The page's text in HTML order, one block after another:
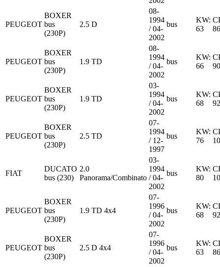
PEUGEOT
BOXER
bus
(230P)
2.5 D
08-
1994
/ 04-
2002
bus
KW:
63
86
PEUGEOT
BOXER
bus
(230P)
1.9 TD
08-
1994
/ 04-
2002
bus
KW:
66
90
PEUGEOT
BOXER
bus
(230P)
1.9 TD
03-
1994
/ 04-
2002
bus
KW:
68
92
PEUGEOT
BOXER
bus
(230P)
2.5 TD
07-
1994
/ 12-
1997
bus
KW:
76
FIAT
DUCATO
bus (230)
2.0
Panorama/Combinato
03-
1994
/ 04-
2002
bus
KW:
80
PEUGEOT
BOXER
bus
(230P)
1.9 TD 4x4
07-
1996
/ 04-
2002
bus
KW:
68
92
PEUGEOT
BOXER
bus
(230P)
2.5 D 4x4
07-
1996
/ 04-
2002
bus
KW:
63
86